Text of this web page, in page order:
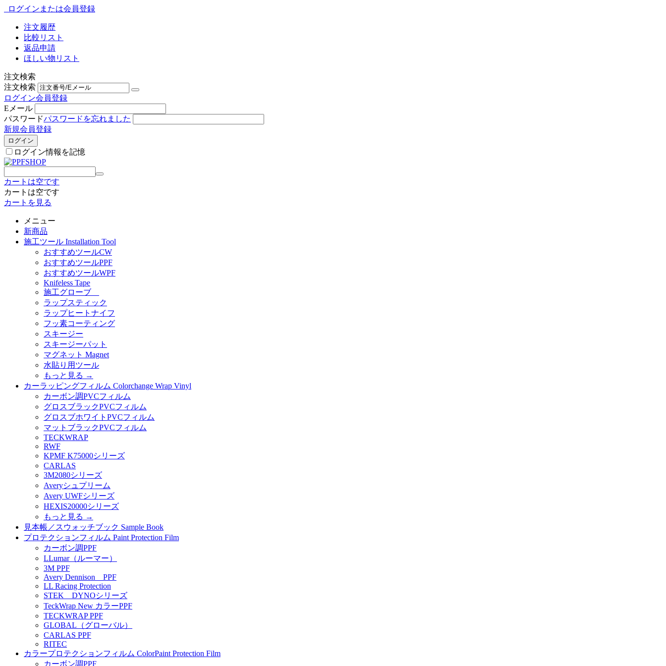
ログインまたは会員登録
注文履歴
比較リスト
返品申請
ほしい物リスト
注文検索
注文検索
ログイン会員登録
Eメール
パスワードパスワードを忘れました
新規会員登録
ログイン
ログイン情報を記憶
カートは空です
カートは空です
カートを見る
メニュー
新商品
施工ツール Installation Tool
おすすめツールCW
おすすめツールPPF
おすすめツールWPF
Knifeless Tape
施工グローブ
ラップスティック
ラップヒートナイフ
フッ素コーティング
スキージー
スキージーパット
マグネット Magnet
水貼り用ツール
もっと見る →
カーラッピングフィルム Colorchange Wrap Vinyl
カーボン調PVCフィルム
グロスブラックPVCフィルム
グロスブホワイトPVCフィルム
マットブラックPVCフィルム
TECKWRAP
RWF
KPMF K75000シリーズ
CARLAS
3M2080シリーズ
Averyシュプリーム
Avery UWFシリーズ
HEXIS20000シリーズ
もっと見る →
見本帳／スウォッチブック Sample Book
プロテクションフィルム Paint Protection Film
カーボン調PPF
LLumar（ルーマー）
3M PPF
Avery Dennison PPF
LL Racing Protection
STEK DYNOシリーズ
TeckWrap New カラーPPF
TECKWRAP PPF
GLOBAL（グローバル）
CARLAS PPF
RITEC
カラープロテクションフィルム ColorPaint Protection Film
カーボン調PPF